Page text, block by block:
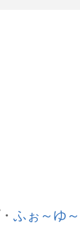
ふぉ～ゆ～